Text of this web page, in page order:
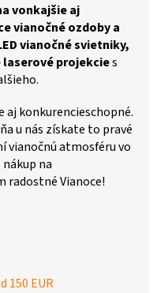
vonkajšie aj
vianočné ozdoby a
vianočné svietniky,
projekcies
aj konkurencieschopné.
u nás získate to pravé
vianočnú atmosféru vo
na
radostné Vianoce!
150 EUR